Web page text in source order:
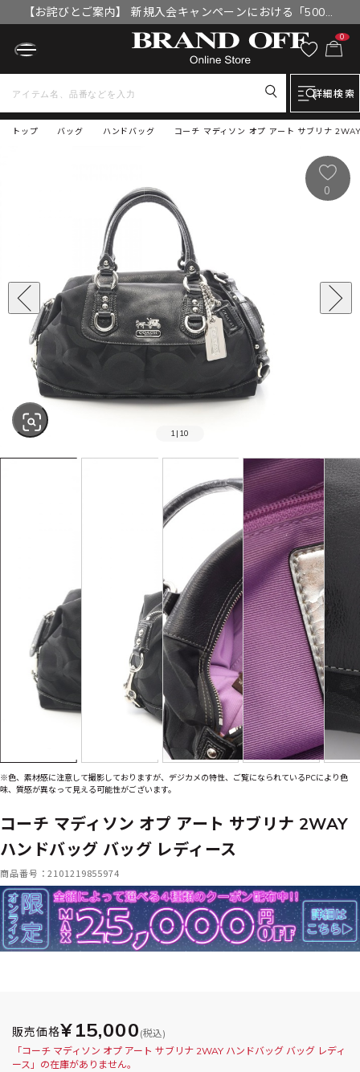
【お詫びとご案内】 新規入会キャンペーンにおける「500円
OFFクーポン」付与漏れと補填について
0
詳細検索
トップ コーチ マディソン オプ アート サブリナ
バッグ ハンドバッグ
SOLD OUT
1 | 10
0
※色、素材感に注意して撮影しておりますが、デジカメの特性、ご覧になられているPCにより色
味、質感が異なって見える可能性がございます。
コーチ マディソン オプ アート サブリナ 2WAY
ハンドバッグ バッグ レディース
商品番号：2101219855974
販売価格¥15,000 (税込)
「コーチ マディソン オプ アート サブリナ 2WAY ハンドバッグ バッグ レディ
ース」の在庫がありません。